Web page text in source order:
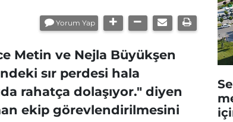
Yorum Yap
Metin ve Nejla Büyükşen
sır perdesi hala
rahatça dolaşıyor." diyen
ekip görevlendirilmesini